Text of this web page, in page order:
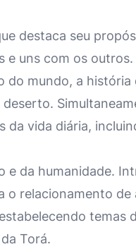
destaca seu
e uns com os outros.
do mundo, a história
da vida diária,
e da humanidade.
relacionamento de
temas
Torá.